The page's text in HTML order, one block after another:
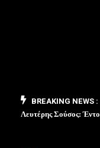
BREAKING NEWS :
Λευτέρης Σούσος: